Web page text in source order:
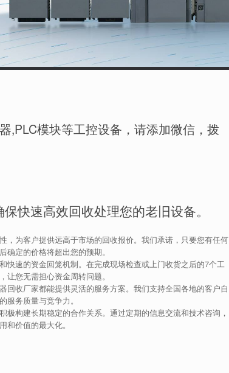
,PLC模块等工控设备，请添加微信，拨
快速高效回收处理您的老旧设备。
，为客户提供远高于市场的回收报价。我们承诺，只要您有任何
定的价格将超出您的预期。
快速的资金回笼机制。在完成现场检查或上门收货之后的7个工
您无需担心资金周转问题。
收厂家都能提供灵活的服务方案。我们支持全国各地的客户自
务质量与竞争力。
构建长期稳定的合作关系。通过定期的信息交流和技术咨询，
价值的最大化。